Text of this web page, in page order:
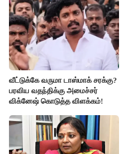
வீட்டுக்கே வருமா டாஸ்மாக் சரக்கு?
பரவிய வதந்திக்கு அமைச்சர்
விக்னேஷ் கொடுத்த விளக்கம்!